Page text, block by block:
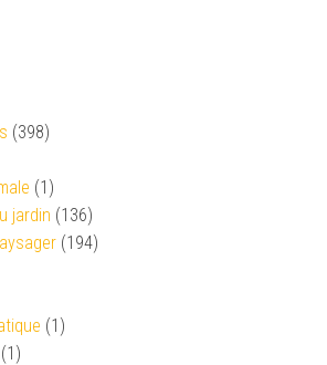
(398)
(1)
jardin (136)
(194)
(1)
(1)